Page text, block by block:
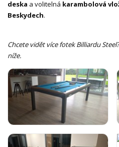
deska a volitelná karambolová
Beskydech.
Chcete vidět více fotek Billiardu
níže.